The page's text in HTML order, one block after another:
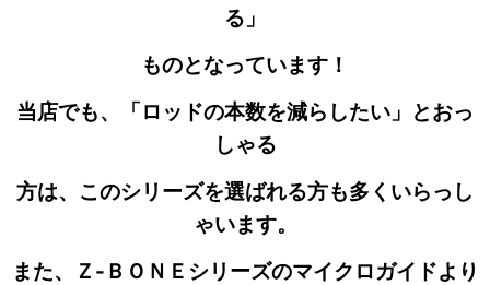
る」
ものとなっています！
当店でも、「ロッドの本数を減らしたい」とおっ
しゃる
方は、このシリーズを選ばれる方も多くいらっし
ゃいます。
また、Ｚ-ＢＯＮＥシリーズのマイクロガイドより